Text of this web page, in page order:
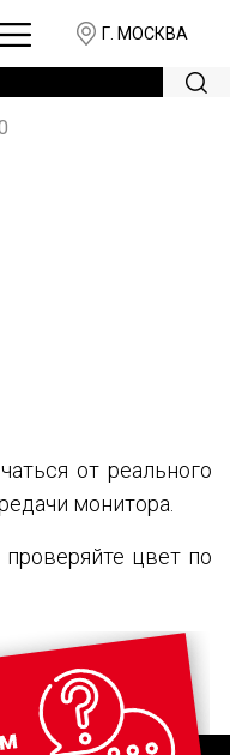
Г. МОСКВА
от реального
монитора.
цвет по